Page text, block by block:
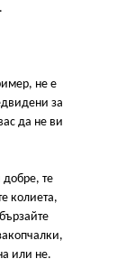
не е
за
да не ви
добре, те
колиета,
или не.